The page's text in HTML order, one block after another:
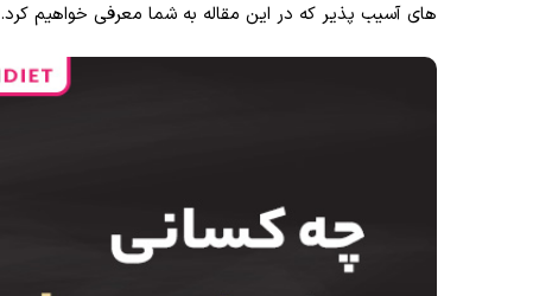
های آسیب پذیر که در این مقاله به شما معرفی خواهیم کرد.